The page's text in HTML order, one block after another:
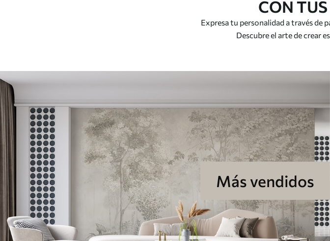
CON
Expresa tu personalidad a través de
Descubre el arte de crear
Más vendidos